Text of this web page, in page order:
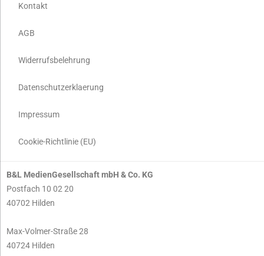
Kontakt
AGB
Widerrufsbelehrung
Datenschutzerklaerung
Impressum
Cookie-Richtlinie (EU)
B&L MedienGesellschaft mbH & Co. KG
Postfach 10 02 20
40702 Hilden
Max-Volmer-Straße 28
40724 Hilden